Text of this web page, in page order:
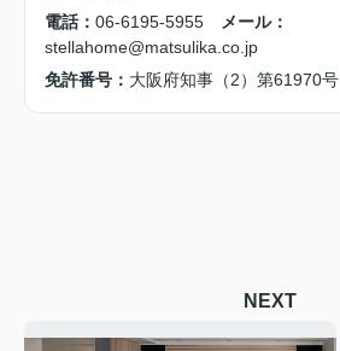
電話： 06-6195-5955
メール：
stellahome@matsulika.co.jp
免許番号： 大阪府知事（2）第61970号
NEXT